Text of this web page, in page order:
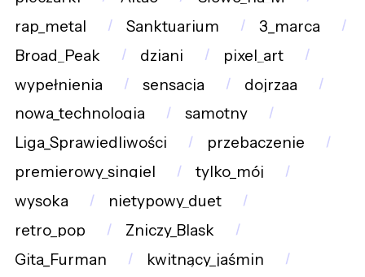
rap_metal
Sanktuarium
3_marca
Broad_Peak
dziani
pixel_art
wypełnienia
sensacja
dojrzaa
nowa_technologia
samotny
Liga_Sprawiedliwości
przebaczenie
premierowy_singiel
tylko_mój
wysoka
nietypowy_duet
retro_pop
Zniczy_Blask
Gita_Furman
kwitnący_jaśmin